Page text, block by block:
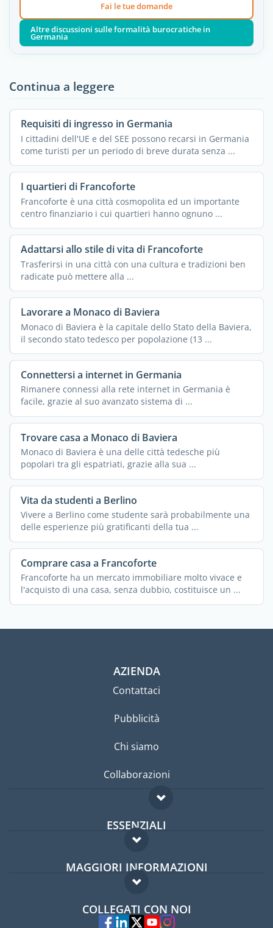
Fai le tue domande
Altre discussioni sulle formalità burocratiche in
Germania
Continua a leggere
Requisiti di ingresso in Germania
I cittadini dell'UE e del SEE possono recarsi in Germania
come turisti per un periodo di breve durata senza ...
I quartieri di Francoforte
Francoforte è una città cosmopolita ed un importante
centro finanziario i cui quartieri hanno ognuno ...
Adattarsi allo stile di vita di Francoforte
Trasferirsi in una città con una cultura e tradizioni ben
radicate può mettere alla ...
Lavorare a Monaco di Baviera
Monaco di Baviera è la capitale dello Stato della Baviera,
il secondo stato tedesco per popolazione (13 ...
Connettersi a internet in Germania
Rimanere connessi alla rete internet in Germania è
facile, grazie al suo avanzato sistema di ...
Trovare casa a Monaco di Baviera
Monaco di Baviera è una delle città tedesche più
popolari tra gli espatriati, grazie alla sua ...
Vita da studenti a Berlino
Vivere a Berlino come studente sarà probabilmente una
delle esperienze più gratificanti della tua ...
Comprare casa a Francoforte
Francoforte ha un mercato immobiliare molto vivace e
l'acquisto di una casa, senza dubbio, costituisce un ...
AZIENDA
Contattaci
Pubblicità
Chi siamo
Collaborazioni
ESSENZIALI
Forum per expat
Guida per expat
MAGGIORI INFORMAZIONI
Domande frequenti
Esperti
COLLEGATI CON NOI